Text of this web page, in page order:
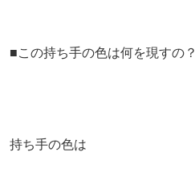
■この持ち手の色は何を現すの？
持ち手の色は